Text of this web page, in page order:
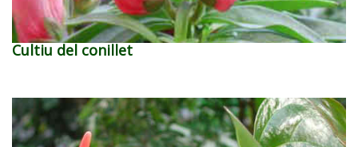
Cultiu del conillet